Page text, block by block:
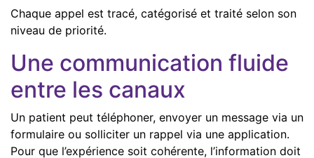
Chaque appel est tracé, catégorisé et traité selon son
niveau de priorité.
Une communication fluide
entre les canaux
Un patient peut téléphoner, envoyer un message via un
formulaire ou solliciter un rappel via une application.
Pour que l’expérience soit cohérente, l’information doit